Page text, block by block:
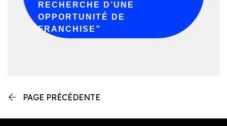
RECHERCHE D’UNE
OPPORTUNITÉ DE
FRANCHISE”
PAGE PRÉCÉDENTE